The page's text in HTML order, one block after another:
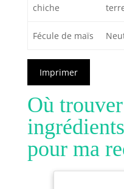
chiche
Fécule de maïs
Imprimer
Où
pour ma